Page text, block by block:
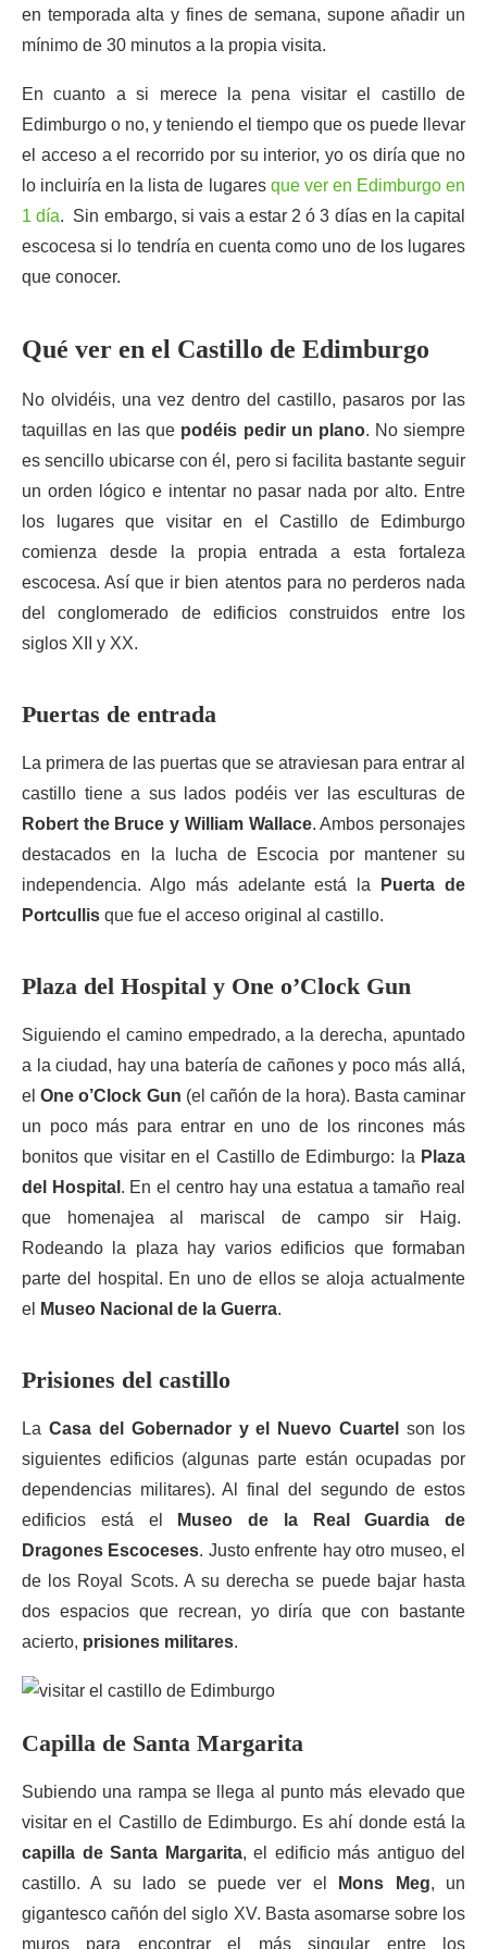
en temporada alta y fines de semana, supone añadir un
mínimo de 30 minutos a la propia visita.
En cuanto a si merece la pena visitar el castillo de
Edimburgo o no, y teniendo el tiempo que os puede llevar
el acceso a el recorrido por su interior, yo os diría que no
lo incluiría en la lista de lugares que ver en Edimburgo en
1 día. Sin embargo, si vais a estar 2 ó 3 días en la capital
escocesa si lo tendría en cuenta como uno de los lugares
que conocer.
Qué ver en el Castillo de Edimburgo
No olvidéis, una vez dentro del castillo, pasaros por las
taquillas en las que podéis pedir un plano. No siempre
es sencillo ubicarse con él, pero si facilita bastante seguir
un orden lógico e intentar no pasar nada por alto. Entre
los lugares que visitar en el Castillo de Edimburgo
comienza desde la propia entrada a esta fortaleza
escocesa. Así que ir bien atentos para no perderos nada
del conglomerado de edificios construidos entre los
siglos XII y XX.
Puertas de entrada
La primera de las puertas que se atraviesan para entrar al
castillo tiene a sus lados podéis ver las esculturas de
Robert the Bruce y William Wallace. Ambos personajes
destacados en la lucha de Escocia por mantener su
independencia. Algo más adelante está la
Puerta de
Portcullis que fue el acceso original al castillo.
Plaza del Hospital y One o’Clock Gun
Siguiendo el camino empedrado, a la derecha, apuntado
a la ciudad, hay una batería de cañones y poco más allá,
elOne o’Clock Gun (el cañón de la hora). Basta caminar
un poco más para entrar en uno de los rincones más
bonitos que visitar en el Castillo de Edimburgo: la Plaza
del Hospital . En el centro hay una estatua a tamaño real
que homenajea al mariscal de campo sir Haig.
Rodeando la plaza hay varios edificios que formaban
parte del hospital. En uno de ellos se aloja actualmente
el
Museo Nacional de la Guerra.
Prisiones del castillo
La Casa del Gobernador y el Nuevo Cuartel
son los
siguientes edificios (algunas parte están ocupadas por
dependencias militares). Al final del segundo de estos
edificios está el
Museo de la Real Guardia de
Dragones Escoceses. Justo enfrente hay otro museo, el
de los Royal Scots. A su derecha se puede bajar hasta
dos espacios que recrean, yo diría que con bastante
acierto, prisiones militares.
Capilla de Santa Margarita
Subiendo una rampa se llega al punto más elevado que
visitar en el Castillo de Edimburgo. Es ahí donde está la
capilla de Santa Margarita, el edificio más antiguo del
castillo. A su lado se puede ver el
Mons Meg, un
gigantesco cañón del siglo XV. Basta asomarse sobre los
muros para encontrar el más singular entre los